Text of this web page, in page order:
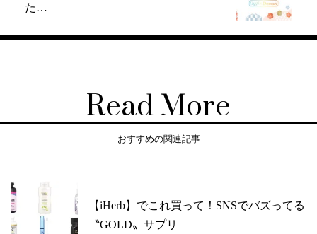
た…
Read More
おすすめの関連記事
【iHerb】でこれ買って！SNSでバズってる
〝GOLD〟サプリ